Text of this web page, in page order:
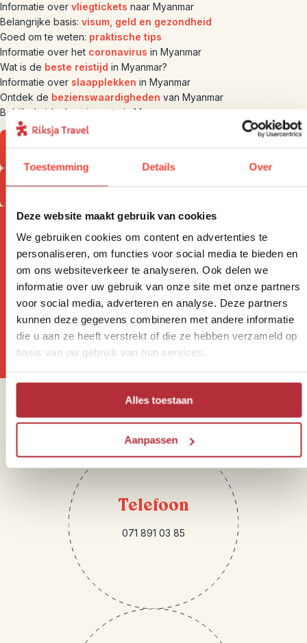
Toestemming Details Over
Deze website maakt gebruik van cookies
We gebruiken cookies om content en advertenties te
personaliseren, om functies voor social media te bieden en
om ons websiteverkeer te analyseren. Ook delen we
informatie over uw gebruik van onze site met onze partners
voor social media, adverteren en analyse. Deze partners
kunnen deze gegevens combineren met andere informatie
die u aan ze heeft verstrekt of die ze hebben verzameld op
basis van uw gebruik van hun services.
Alles toestaan
Aanpassen
Informatie over vliegtickets naar Myanmar
Belangrijke basis: visum, geld en gezondheid
Goed om te weten: praktische tips
Informatie over het coronavirus in Myanmar
Wat is de beste reistijd in Myanmar?
Informatie over slaapplekken in Myanmar
Ontdek de bezienswaardigheden van Myanmar
Bekijk de idealereisroutein Myanmar.
Bekijk onze Myanmar-bouwstenen
Wil jij altijd als eerste op de
hoogte zijn van onze Riksja
Reisnieuwtjes?
Sparren of heb je vragen?
Telefoon
071 891 03 85